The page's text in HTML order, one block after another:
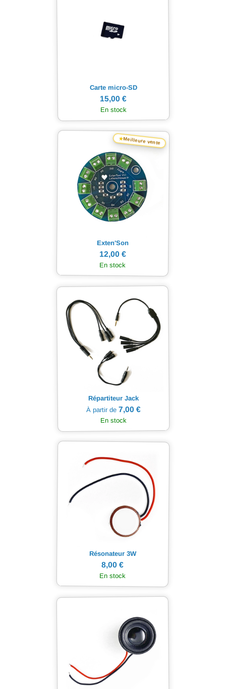
Carte micro-SD
15,00 €
En stock
★Meilleure vente
Exten'Son
12,00 €
En stock
Répartiteur Jack
À partir de 7,00 €
En stock
Résonateur 3W
8,00 €
En stock